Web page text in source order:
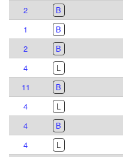
2
B
1
B
2
B
4
L
11
B
4
L
4
B
4
L